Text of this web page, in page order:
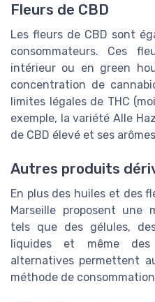
Fleurs de CBD
Les fleurs de CBD sont
consommateurs. Ces
intérieur ou en green
concentration de
limites légales de THC
exemple, la variété Alle
de CBD élevé et ses
Autres produits
En plus des huiles et des
Marseille proposent une
tels que des gélules,
liquides et même
alternatives permettent
méthode de